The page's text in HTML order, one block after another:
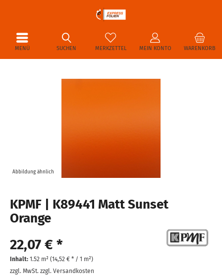
MENÜ WARENKORB
MERKZETTEL MEIN KONTO
SUCHEN
Abbildung ähnlich
KPMF | K89441 Matt Sunset
Orange
22,07 € *
Inhalt: 1.52 m² (14,52 € * / 1 m²)
zzgl. MwSt. zzgl. Versandkosten